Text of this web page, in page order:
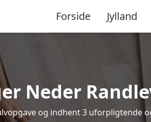
Forside Jylland
Neder
og indhent 3 uforpligtende